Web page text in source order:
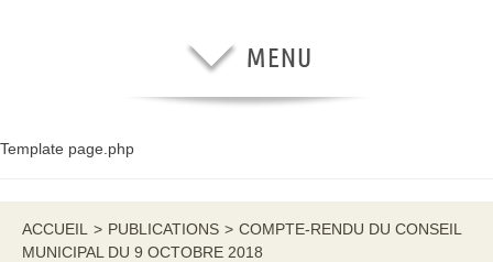
Template page.php
ACCUEIL > PUBLICATIONS > COMPTE-RENDU DU CONSEIL
MUNICIPAL DU 9 OCTOBRE 2018